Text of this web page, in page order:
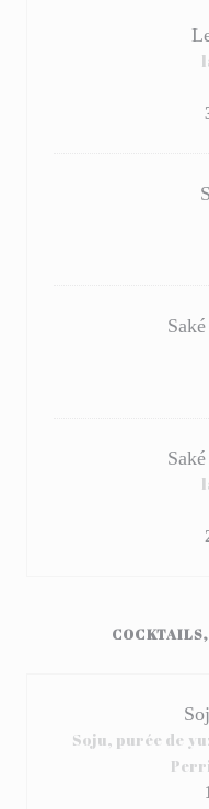
Soju, purée de